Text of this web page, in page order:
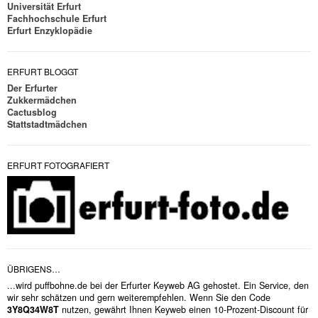
Universität Erfurt
Fachhochschule Erfurt
Erfurt Enzyklopädie
ERFURT BLOGGT
Der Erfurter
Zukkermädchen
Cactusblog
Stattstadtmädchen
ERFURT FOTOGRAFIERT
ÜBRIGENS…
...wird puffbohne.de bei der Erfurter Keyweb AG gehostet. Ein Service, den
wir sehr schätzen und gern weiterempfehlen. Wenn Sie den Code
3Y8Q34W8T nutzen, gewährt Ihnen Keyweb einen 10-Prozent-Discount für